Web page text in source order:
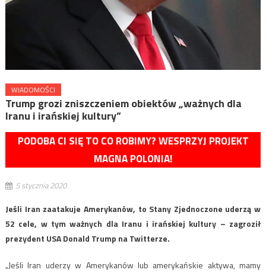
WIADOMOŚCI
Trump grozi zniszczeniem obiektów „ważnych dla
Iranu i irańskiej kultury”
PODOBA CI SIĘ TO CO ROBIMY? WESPRZYJ PROJEKT
MAGNA POLONIA!
5 stycznia 2020
Jeśli Iran zaatakuje Amerykanów, to Stany Zjednoczone uderzą w
52 cele, w tym ważnych dla Iranu i irańskiej kultury – zagroził
prezydent USA Donald Trump na Twitterze.
„Jeśli Iran uderzy w Amerykanów lub amerykańskie aktywa, mamy